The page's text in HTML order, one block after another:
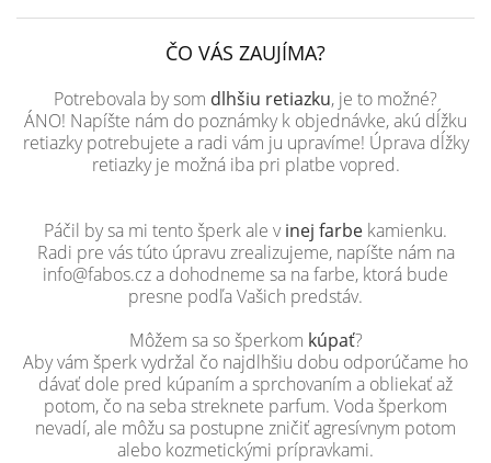
ČO VÁS ZAUJÍMA?
Potrebovala by som dlhšiu retiazku, je to možné?
ÁNO! Napíšte nám do poznámky k objednávke, akú dĺžku
retiazky potrebujete a radi vám ju upravíme! Úprava dĺžky
retiazky je možná iba pri platbe vopred.
Páčil by sa mi tento šperk ale vinej farbe kamienku.
Radi pre vás túto úpravu zrealizujeme, napíšte nám na
info@fabos.cz a dohodneme sa na farbe, ktorá bude
presne podľa Vašich predstáv.
Môžem sa so šperkom kúpať?
Aby vám šperk vydržal čo najdlhšiu dobu odporúčame ho
dávať dole pred kúpaním a sprchovaním a obliekať až
potom, čo na seba streknete parfum. Voda šperkom
nevadí, ale môžu sa postupne zničiť agresívnym potom
alebo kozmetickými prípravkami.